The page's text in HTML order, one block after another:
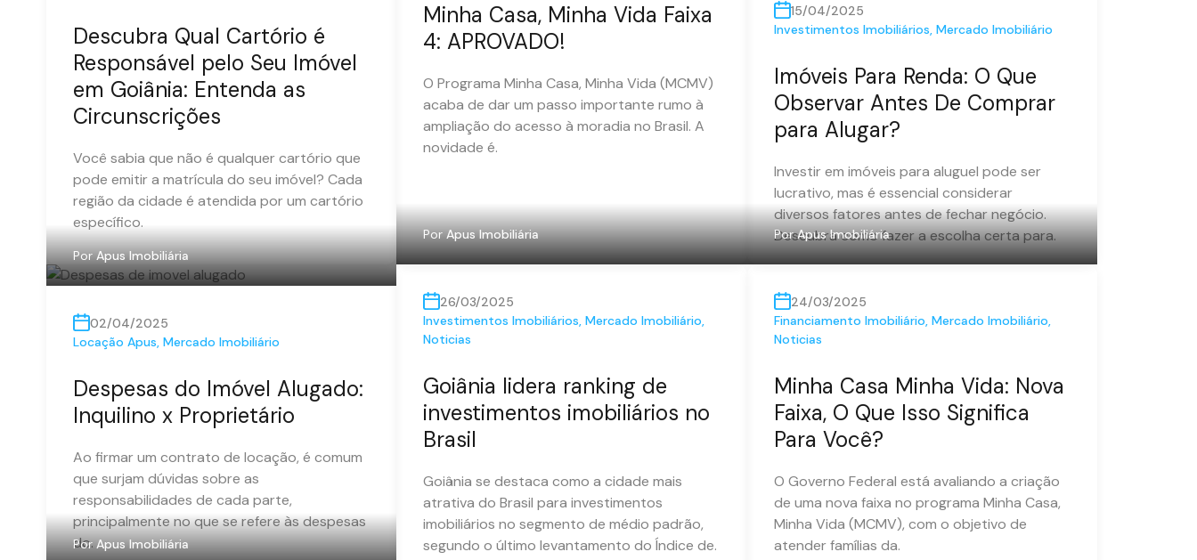
Descubra Qual Cartório é
Responsável pelo Seu Imóvel
em Goiânia: Entenda as
Circunscrições
Você sabia que não é qualquer cartório que
pode emitir a matrícula do seu imóvel? Cada
região da cidade é atendida por um cartório
específico.
Minha Casa, Minha Vida Faixa
4: APROVADO!
O Programa Minha Casa, Minha Vida (MCMV)
acaba de dar um passo importante rumo à
ampliação do acesso à moradia no Brasil. A
novidade é.
15/04/2025
Investimentos Imobiliários, Mercado Imobiliário
Imóveis Para Renda: O Que
Observar Antes De Comprar
para Alugar?
Investir em imóveis para aluguel pode ser
lucrativo, mas é essencial considerar
diversos fatores antes de fechar negócio.
Descubra como fazer a escolha certa para.
Por Apus Imobiliária
02/04/2025
Locação Apus, Mercado Imobiliário
Despesas do Imóvel Alugado:
Inquilino x Proprietário
Ao firmar um contrato de locação, é comum
que surjam dúvidas sobre as
responsabilidades de cada parte,
principalmente no que se refere às despesas
do.
Por Apus Imobiliária
26/03/2025
Investimentos Imobiliários,Mercado Imobiliário,
Noticias
Goiânia lidera ranking de
investimentos imobiliários no
Brasil
Goiânia se destaca como a cidade mais
atrativa do Brasil para investimentos
imobiliários no segmento de médio padrão,
segundo o último levantamento do Índice de.
Por Apus Imobiliária
24/03/2025
Financiamento Imobiliário, Mercado Imobiliário,
Noticias
Minha Casa Minha Vida: Nova
Faixa, O Que Isso Significa
Para Você?
O Governo Federal está avaliando a criação
de uma nova faixa no programa Minha Casa,
Minha Vida (MCMV), com o objetivo de
atender famílias da.
Por Apus Imobiliária